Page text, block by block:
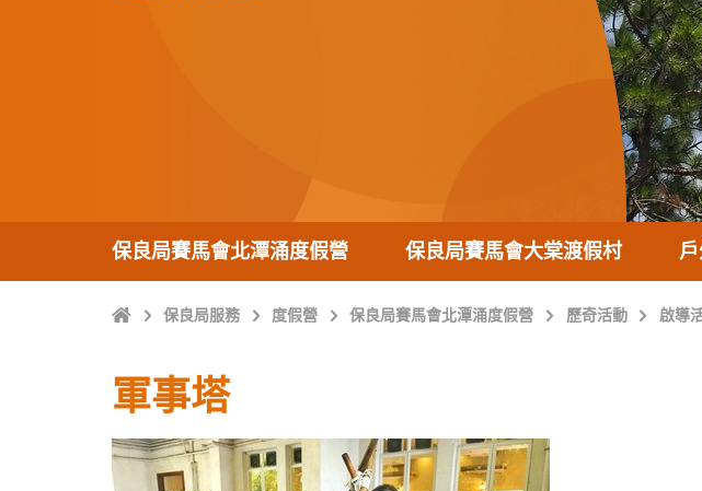
保良局賽馬會北潭涌度假營 保良局賽馬會大棠渡假村
主
保良局服務 度假營 保良局賽馬會北潭涌度假營 歷奇活動 啟導
軍事塔